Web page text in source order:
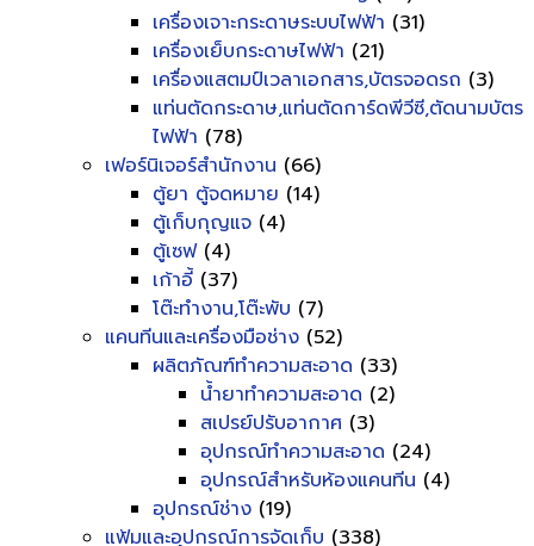
เครื่องเจาะกระดาษระบบไฟฟ้า (31)
เครื่องเย็บกระดาษไฟฟ้า (21)
เครื่องแสตมป์เวลาเอกสาร,บัตรจอดรถ (3)
แท่นตัดกระดาษ,แท่นตัดการ์ดพีวีซี,ตัดนามบัตร
ไฟฟ้า (78)
เฟอร์นิเจอร์สำนักงาน (66)
ตู้ยา ตู้จดหมาย (14)
ตู้เก็บกุญแจ (4)
ตู้เซฟ(4)
เก้าอี้ (37)
โต๊ะทำงาน,โต๊ะพับ (7)
แคนทีนและเครื่องมือช่าง (52)
ผลิตภัณฑ์ทำความสะอาด (33)
น้ำยาทำความสะอาด (2)
สเปรย์ปรับอากาศ (3)
อุปกรณ์ทำความสะอาด (24)
อุปกรณ์สำหรับห้องแคนทีน (4)
อุปกรณ์ช่าง (19)
แฟ้มและอุปกรณ์การจัดเก็บ (338)